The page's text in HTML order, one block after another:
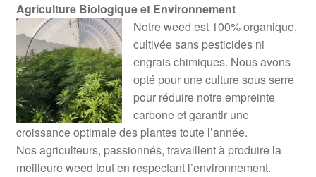
Agriculture Biologique et Environnement
Notre weed est 100% organique,
cultivée sans pesticides ni
engrais chimiques. Nous avons
opté pour une culture sous serre
pour réduire notre empreinte
carbone et garantir une
croissance optimale des plantes toute l’année.
Nos agriculteurs, passionnés, travaillent à produire la
meilleure weed tout en respectant l’environnement.